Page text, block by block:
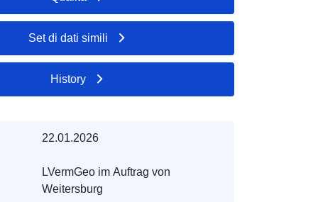
Set di dati simili
History
22.01.2026
LVermGeo im Auftrag von
Weitersburg